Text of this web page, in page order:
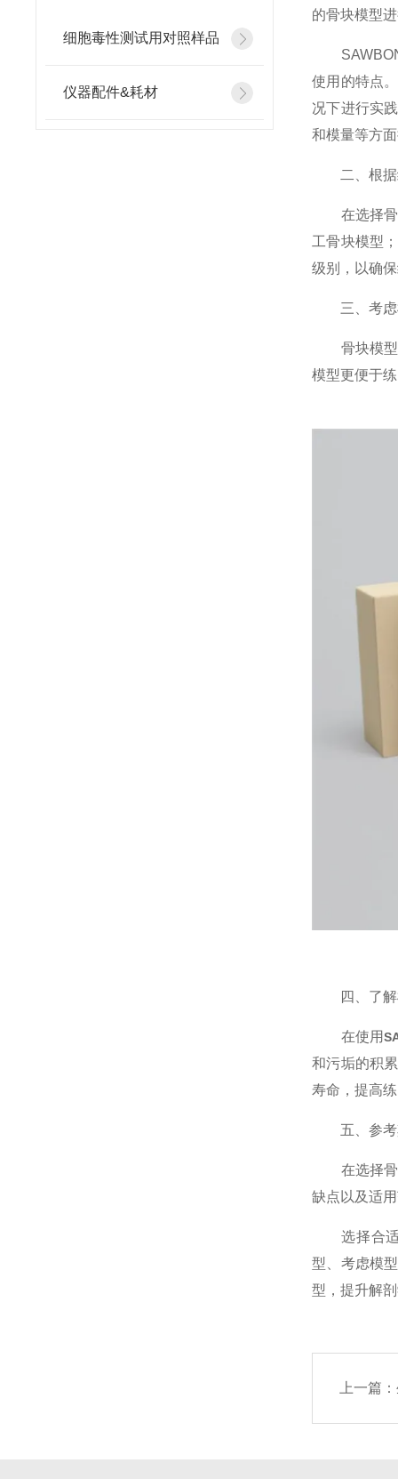
细胞毒性测试用对照样品
仪器配件&耗材
的骨块模型
使用的特点
况下进行实
和模量等方
二、根据
在选择骨块
工骨块模型
级别，以确
三、考虑
骨块模型的
模型更便于
四、了解
在使用
和污垢的积
寿命，提高
五、参考
在选择骨块
缺点以及适
选择合适
型、考虑模
型，提升解
上一篇：